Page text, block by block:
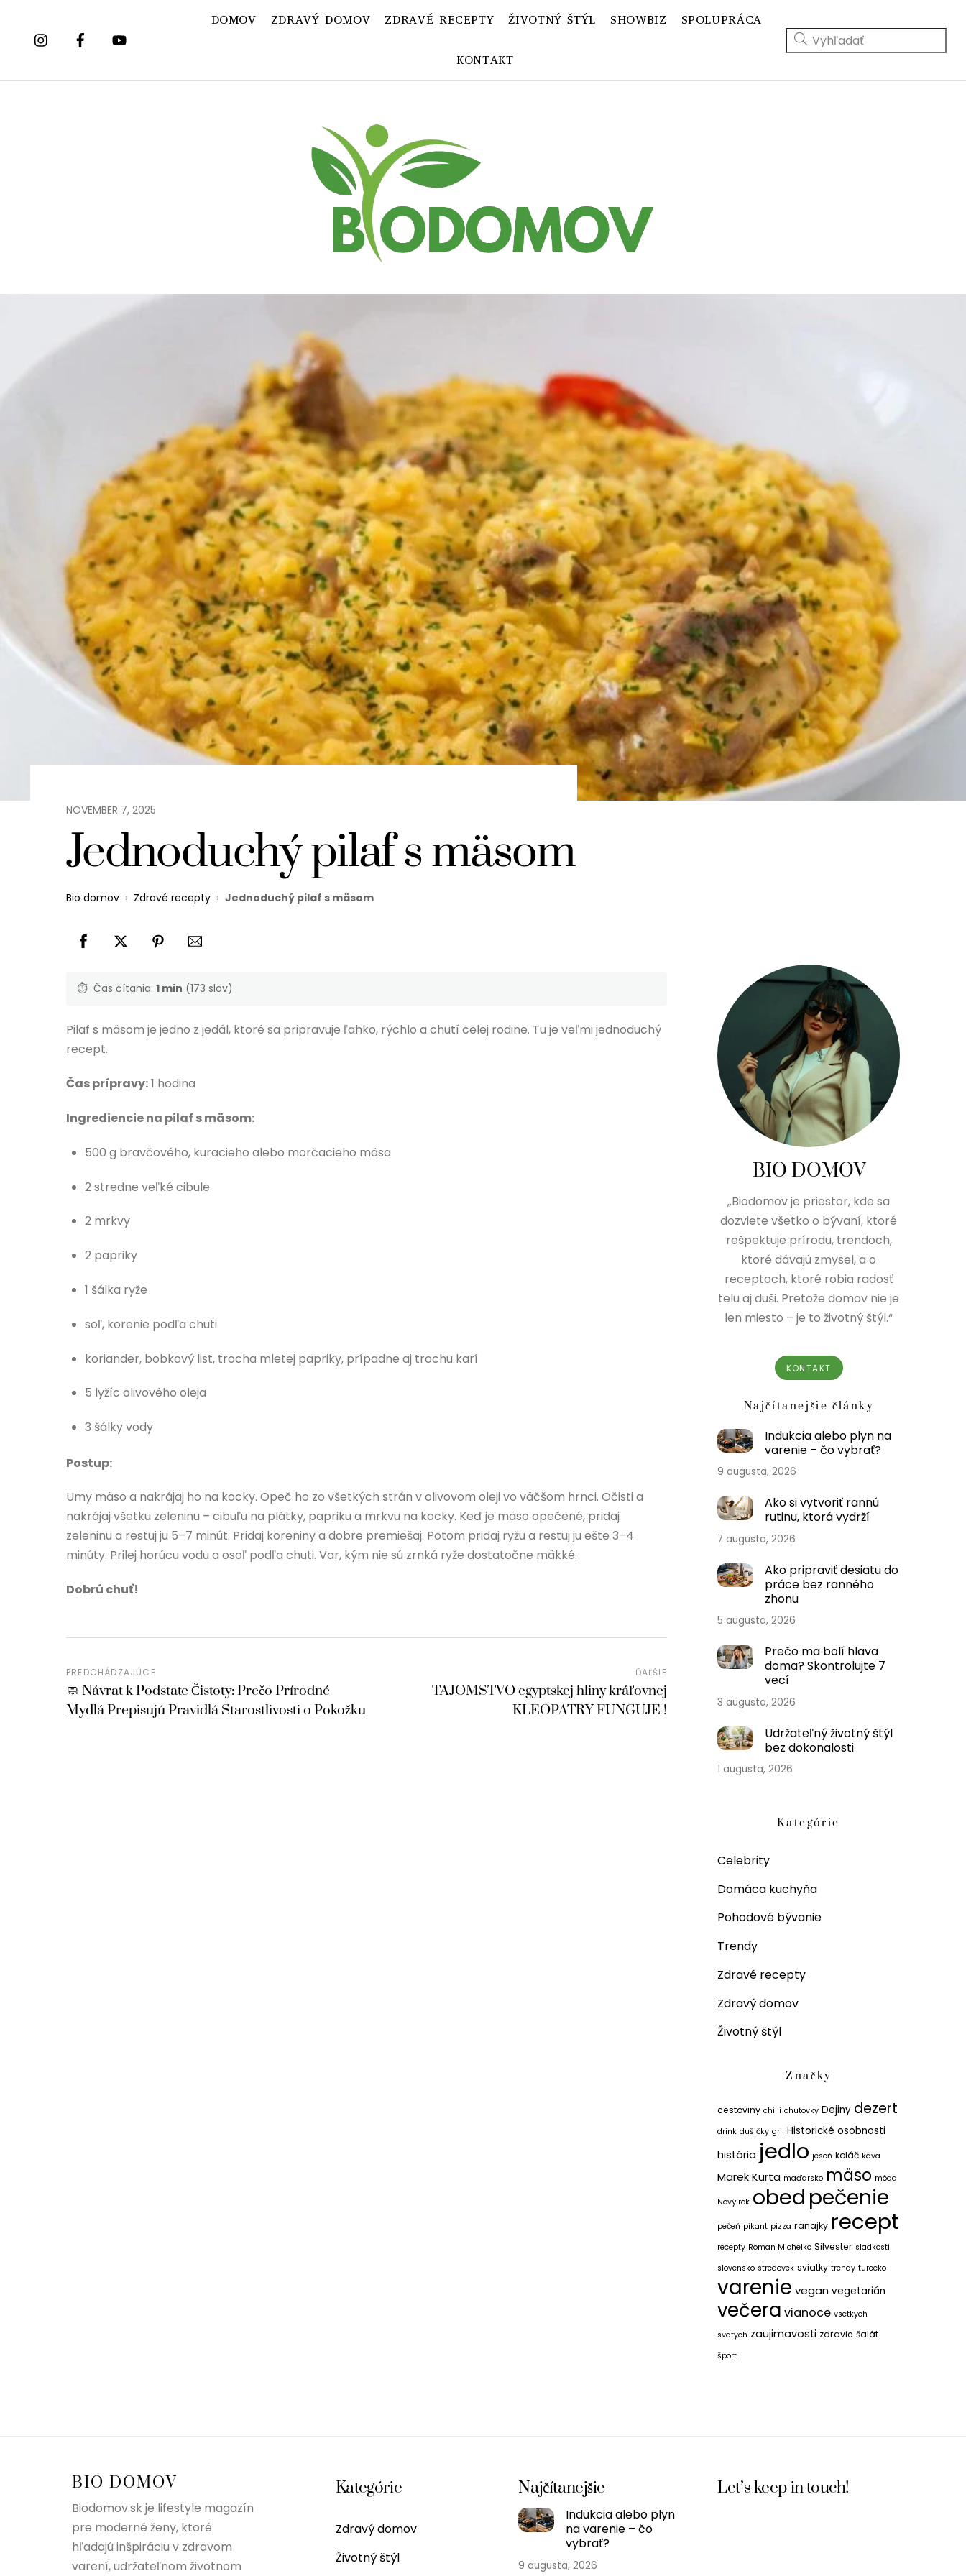
content
DOMOV ZDRAVÝ DOMOV ZDRAVÉ RECEPTY ŽIVOTNÝ ŠTÝL SHOWBIZ SPOLUPRÁCA
KONTAKT
NOVEMBER 7, 2025
Jednoduchý pilaf s mäsom
Bio domov › Zdravé recepty › Jednoduchý pilaf s mäsom
⏱️ Čas čítania: 1 min (173 slov)
Pilaf s mäsom je jedno z jedál, ktoré sa pripravuje ľahko, rýchlo a chutí celej rodine. Tu je veľmi jednoduchý
recept.
Čas prípravy:1 hodina
Ingrediencie na pilaf s mäsom:
500 g bravčového, kuracieho alebo morčacieho mäsa
2 stredne veľké cibule
2 mrkvy
2 papriky
1 šálka ryže
soľ, korenie podľa chuti
koriander, bobkový list, trocha mletej papriky, prípadne aj trochu karí
5 lyžíc olivového oleja
3 šálky vody
Postup:
Umy mäso a nakrájaj ho na kocky. Opeč ho zo všetkých strán v olivovom oleji vo väčšom hrnci. Očisti a
nakrájaj všetku zeleninu – cibuľu na plátky, papriku a mrkvu na kocky. Keď je mäso opečené, pridaj
zeleninu a restuj ju 5–7 minút. Pridaj koreniny a dobre premiešaj. Potom pridaj ryžu a restuj ju ešte 3–4
minúty. Prilej horúcu vodu a osoľ podľa chuti. Var, kým nie sú zrnká ryže dostatočne mäkké.
Dobrú chuť!
PREDCHÁDZAJÚCE
🧼 Návrat k Podstate Čistoty: Prečo Prírodné
Mydlá Prepisujú Pravidlá Starostlivosti o Pokožku
ĎAĽŠIE
TAJOMSTVO egyptskej hliny kráľovnej
KLEOPATRY FUNGUJE !
BIO DOMOV
„Biodomov je priestor, kde sa
dozviete všetko o bývaní, ktoré
rešpektuje prírodu, trendoch,
ktoré dávajú zmysel, a o
receptoch, ktoré robia radosť
telu aj duši. Pretože domov nie je
len miesto – je to životný štýl.“
KONTAKT
Najčítanejšie články
Indukcia alebo plyn na
varenie – čo vybrať?
9 augusta, 2026
Ako si vytvoriť rannú
rutinu, ktorá vydrží
7 augusta, 2026
Ako pripraviť desiatu do
práce bez ranného
zhonu
5 augusta, 2026
Prečo ma bolí hlava
doma? Skontrolujte 7
vecí
3 augusta, 2026
Udržateľný životný štýl
bez dokonalosti
1 augusta, 2026
Kategórie
Celebrity
Domáca kuchyňa
Pohodové bývanie
Trendy
Zdravé recepty
Zdravý domov
Životný štýl
Značky
cestoviny chilli chuťovky Dejiny dezert
drink dušičky gril Historické osobnosti
história jedlo jeseň koláč káva
Marek Kurta maďarsko mäso móda
Nový rok obed pečenie
pečeň pikant pizza ranajky recept
recepty Roman Michelko Silvester sladkosti
slovensko stredovek sviatky trendy turecko
varenie vegan vegetarián
večera vianoce vsetkych
svatych zaujimavosti zdravie šalát
šport
BIO DOMOV
Biodomov.sk je lifestyle magazín
pre moderné ženy, ktoré
hľadajú inšpiráciu v zdravom
varení, udržateľnom životnom
Kategórie
Zdravý domov
Životný štýl
Najčítanejšie
Indukcia alebo plyn
na varenie – čo
vybrať?
9 augusta, 2026
Let’s keep in touch!